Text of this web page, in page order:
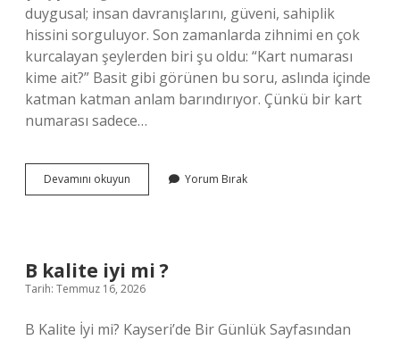
duygusal; insan davranışlarını, güveni, sahiplik
hissini sorguluyor. Son zamanlarda zihnimi en çok
kurcalayan şeylerden biri şu oldu: “Kart numarası
kime ait?” Basit gibi görünen bu soru, aslında içinde
katman katman anlam barındırıyor. Çünkü bir kart
numarası sadece…
Devamını okuyun
numarası
Yorum Bırak
B kalite iyi mi ?
Tarih: Temmuz 16, 2026
B Kalite İyi mi? Kayseri’de Bir Günlük Sayfasından